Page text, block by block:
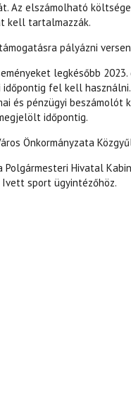
Az elszámolható
kell tartalmazzák.
pályázni
legkésőbb 2023.
fel kell
és pénzügyi
időpontig.
Önkormányzata
Polgármesteri Hivatal
sport ügyintézőhöz.